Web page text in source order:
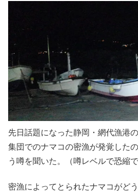
先日話題になった静岡・網代漁港
集団でのナマコの密漁が発覚した
う噂を聞いた。（噂レベルで恐縮で
密漁によってとられたナマコがど